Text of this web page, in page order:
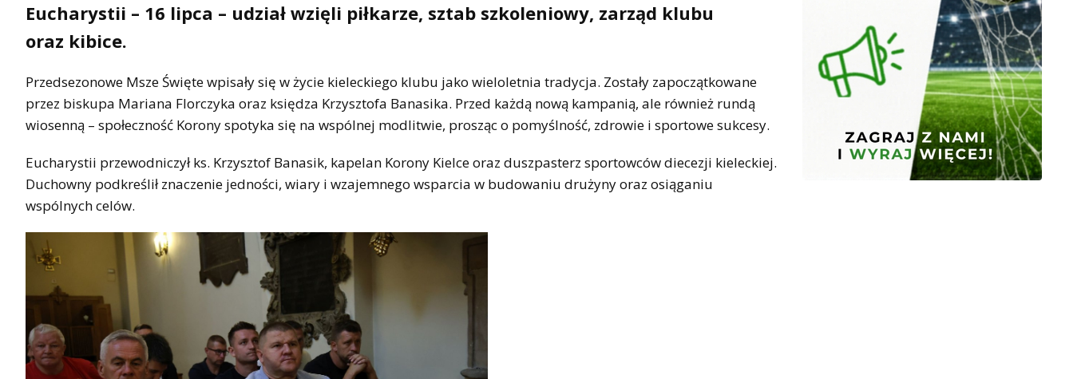
Eucharystii – 16 lipca – udział wzięli piłkarze, sztab szkoleniowy, zarząd klubu
oraz kibice.
Przedsezonowe Msze Święte wpisały się w życie kieleckiego klubu jako wieloletnia tradycja. Zostały zapoczątkowane
przez biskupa Mariana Florczyka oraz księdza Krzysztofa Banasika. Przed każdą nową kampanią, ale również rundą
wiosenną – społeczność Korony spotyka się na wspólnej modlitwie, prosząc o pomyślność, zdrowie i sportowe sukcesy.
Eucharystii przewodniczył ks. Krzysztof Banasik, kapelan Korony Kielce oraz duszpasterz sportowców diecezji kieleckiej.
Duchowny podkreślił znaczenie jedności, wiary i wzajemnego wsparcia w budowaniu drużyny oraz osiąganiu
wspólnych celów.